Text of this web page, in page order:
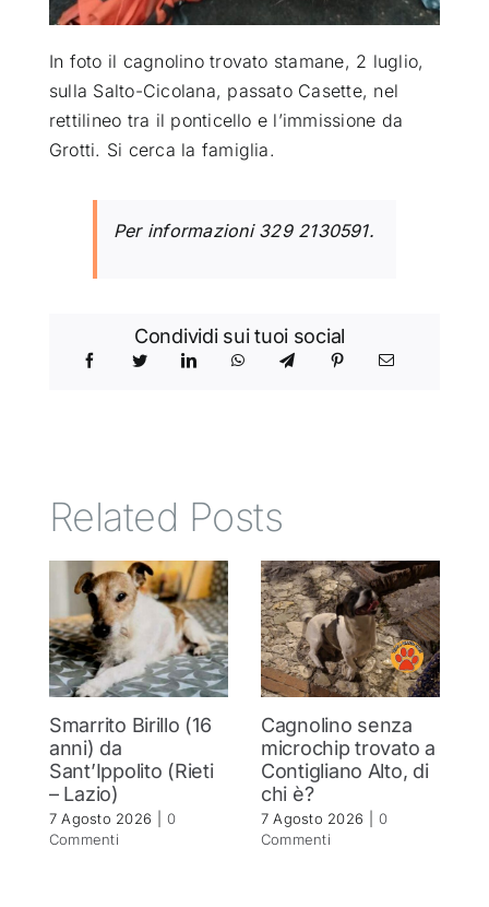
RUBRICHE
SEMPRE CON ME
In foto il cagnolino trovato stamane, 2 luglio,
sulla Salto-Cicolana, passato Casette, nel
rettilineo tra il ponticello e l’immissione da
Grotti. Si cerca la famiglia.
Per informazioni 329 2130591.
Condividi sui tuoi social
Related Posts
Smarrito Birillo (16
anni) da
Sant’Ippolito (Rieti
– Lazio)
7 Agosto 2026
0
Commenti
Cagnolino senza
microchip trovato a
Contigliano Alto, di
chi è?
7 Agosto 2026
0
Commenti